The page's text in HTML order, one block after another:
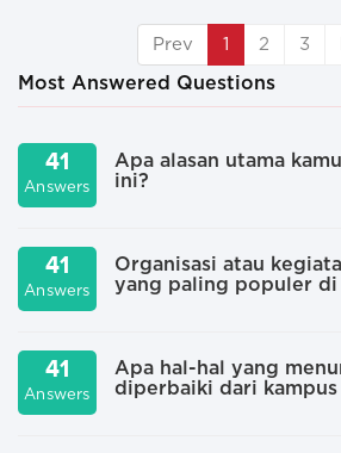
Prev 1 2 3
Most Answered Questions
41
Answers
Apa alasan utama
ini?
41
Answers
Organisasi atau
yang paling populer di
41
Answers
Apa hal-hal yang
diperbaiki dari kampus